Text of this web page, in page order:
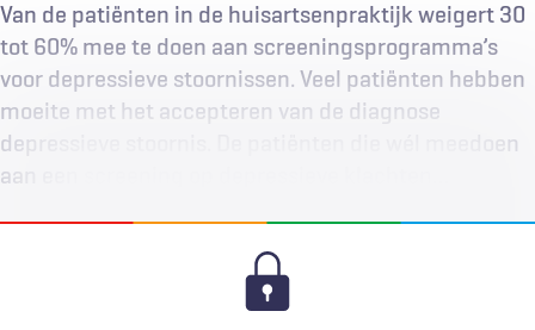
Van de patiënten in de huisartsenpraktijk weigert 30
tot 60% mee te doen aan screeningsprogramma’s
voor depressieve stoornissen. Veel patiënten hebben
moeite met het accepteren van de diagnose
depressieve stoornis. De patiënten die wél meedoen
aan een screening op depressieve klachten…